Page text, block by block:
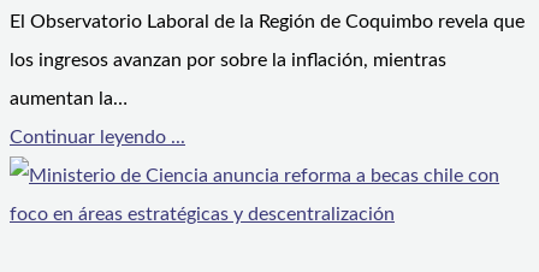
El Observatorio Laboral de la Región de Coquimbo revela que
los ingresos avanzan por sobre la inflación, mientras
aumentan la…
Continuar leyendo ...